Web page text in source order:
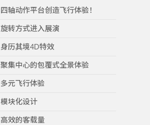
四轴动作平台创造飞行体验！
旋转方式进入展演
身历其境4D特效
聚集中心的包覆式全景体验
多元飞行体验
模块化设计
高效的客载量